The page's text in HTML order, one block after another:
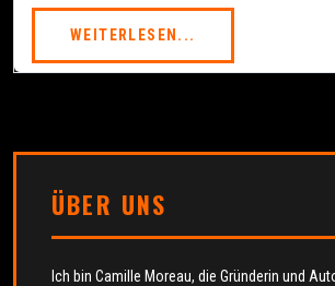
WEITERLESEN...
ÜBER UNS
Ich bin Camille Moreau, die Gründerin und